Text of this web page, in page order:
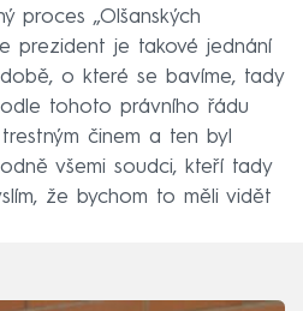
proces „Olšanských
prezident je takové jednání
o které se bavíme, tady
tohoto právního řádu
činem a ten byl
všemi soudci, kteří tady
že bychom to měli vidět